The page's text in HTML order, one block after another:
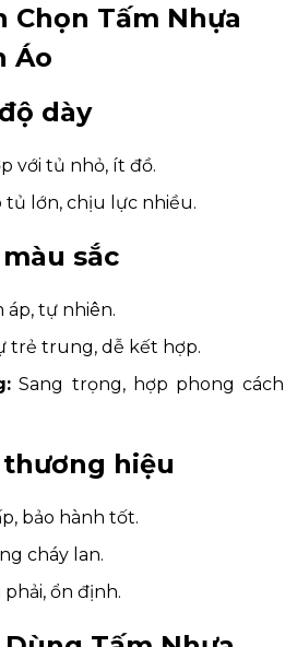
Chọn Tấm Nhựa
Áo
dày
với tủ nhỏ, ít đồ.
tủ lớn, chịu lực nhiều.
sắc
áp, tự nhiên.
trẻ trung, dễ kết hợp.
Sang trọng, hợp phong cách
thương hiệu
bảo hành tốt.
cháy lan.
phải, ổn định.